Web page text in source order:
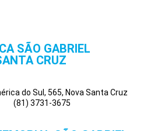
SÃO GABRIEL
CRUZ
do Sul, 565, Nova Santa Cruz
(81) 3731-3675